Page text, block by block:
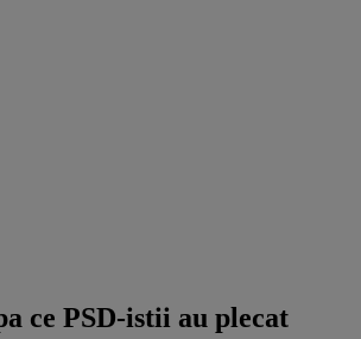
ce PSD-istii au plecat